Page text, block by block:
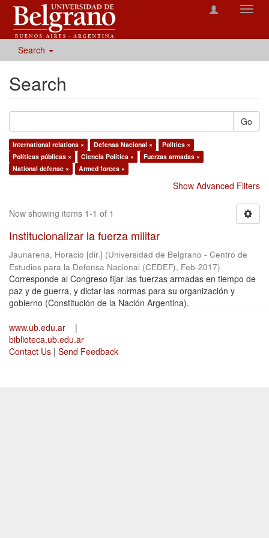
Search
Search
Go
International relations × Defensa Nacional ×
Politics ×
Políticas públicas ×
Ciencia Política ×
Fuerzas armadas ×
National defense ×
Armed forces ×
Show Advanced Filters
Now showing items 1-1 of 1
Institucionalizar la fuerza militar
Jaunarena, Horacio [dir.] (Universidad de Belgrano - Centro de
Estudios para la Defensa Nacional (CEDEF), Feb-2017)
Corresponde al Congreso fijar las fuerzas armadas en tiempo de
paz y de guerra, y dictar las normas para su organización y
gobierno (Constitución de la Nación Argentina).
www.ub.edu.ar
|
biblioteca.ub.edu.ar
Contact Us | Send Feedback